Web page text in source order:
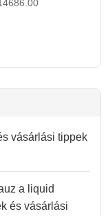
vásárlási tippek
a liquid
és vásárlási